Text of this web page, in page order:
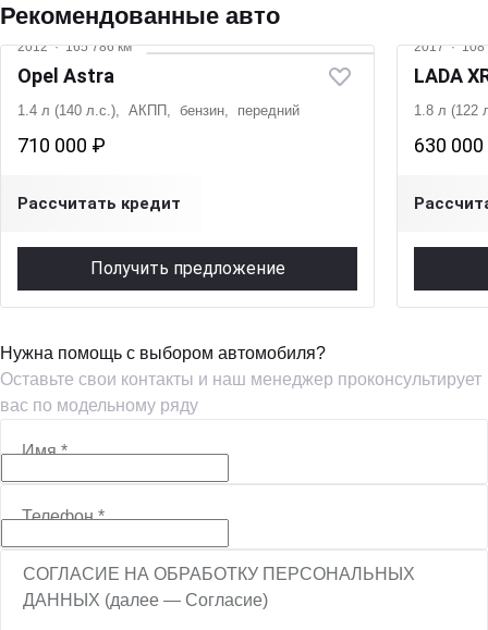
Рекомендованные авто
2012·165 786 км
Opel Astra
1.4 л (140 л.с.), АКПП, бензин, передний
710 000 ₽
Рассчитать кредит
Получить предложение
2017·108
LADA
1.8 л (122
630
Нужна помощь с выбором автомобиля?
Оставьте свои контакты и наш менеджер проконсультирует
вас по модельному ряду
Имя*
Телефон*
СОГЛАСИЕ НА ОБРАБОТКУ ПЕРСОНАЛЬНЫХ
ДАННЫХ (далее — Согласие)